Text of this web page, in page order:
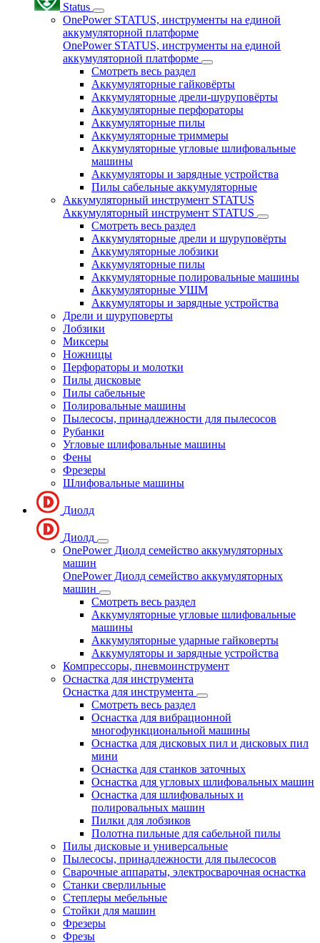
Status
OnePower STATUS, инструменты на единой
аккумуляторной платформе
OnePower STATUS, инструменты на единой
аккумуляторной платформе
Смотреть весь раздел
Аккумуляторные гайковёрты
Аккумуляторные дрели-шуруповёрты
Аккумуляторные перфораторы
Аккумуляторные пилы
Аккумуляторные триммеры
Аккумуляторные угловые шлифовальные
машины
Аккумуляторы и зарядные устройства
Пилы сабельные аккумуляторные
Аккумуляторный инструмент STATUS
Аккумуляторный инструмент STATUS
Смотреть весь раздел
Аккумуляторные дрели и шуруповёрты
Аккумуляторные лобзики
Аккумуляторные пилы
Аккумуляторные полировальные машины
Аккумуляторные УШМ
Аккумуляторы и зарядные устройства
Дрели и шуруповерты
Лобзики
Миксеры
Ножницы
Перфораторы и молотки
Пилы дисковые
Пилы сабельные
Полировальные машины
Пылесосы, принадлежности для пылесосов
Рубанки
Угловые шлифовальные машины
Фены
Фрезеры
Шлифовальные машины
Диолд
Диолд
OnePower Диолд семейство аккумуляторных
машин
OnePower Диолд семейство аккумуляторных
машин
Смотреть весь раздел
Аккумуляторные угловые шлифовальные
машины
Аккумуляторные ударные гайковерты
Аккумуляторы и зарядные устройства
Компрессоры, пневмоинструмент
Оснастка для инструмента
Оснастка для инструмента
Смотреть весь раздел
Оснастка для вибрационной
многофункциональной машины
Оснастка для дисковых пил и дисковых пил
мини
Оснастка для станков заточных
Оснастка для угловых шлифовальных машин
Оснастка для шлифовальных и
полировальных машин
Пилки для лобзиков
Полотна пильные для сабельной пилы
Пилы дисковые и универсальные
Пылесосы, принадлежности для пылесосов
Сварочные аппараты, электросварочная оснастка
Станки сверлильные
Степлеры мебельные
Стойки для машин
Фрезеры
Фрезы